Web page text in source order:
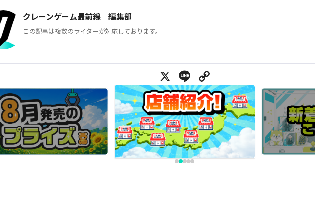
クレーンゲーム最前線 編集部
この記事は複数のライターが対応しております。
X Line